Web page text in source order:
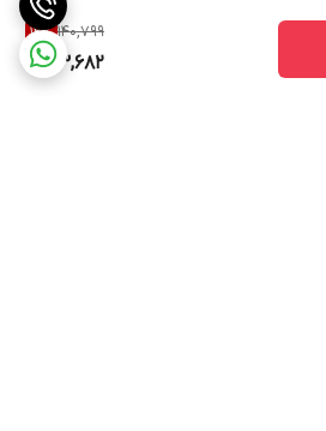
140,799
12%
123,682